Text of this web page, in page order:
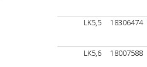
LK5,5
18306474
LK5,6
18007588